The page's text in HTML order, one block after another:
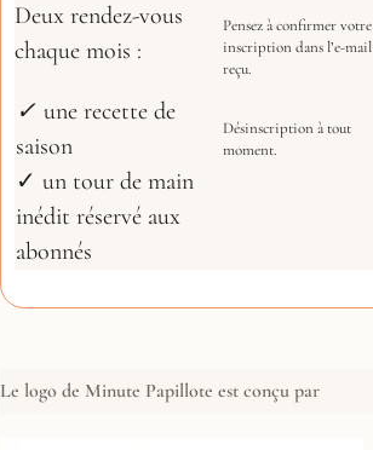
Deux rendez-vous
chaque mois :
✓ une recette de
saison
✓ un tour de main
inédit réservé aux
abonnés
Pensez à confirmer votre
inscription dans l’e-mail
reçu.
Désinscription à tout
moment.
Le logo de Minute Papillote est conçu par